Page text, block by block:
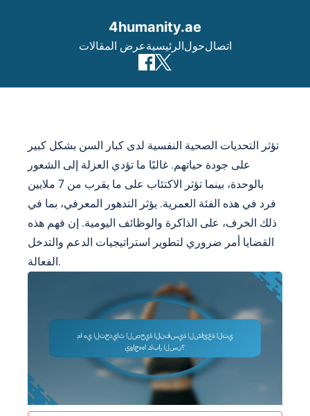
4humanity.ae
عرض المقالاتالرئيسيةحولاتصال
تؤثر التحديات الصحية النفسية لدى كبار السن بشكل كبير
على جودة حياتهم. غالبًا ما تؤدي العزلة إلى الشعور
بالوحدة، بينما تؤثر الاكتئاب على ما يقرب من 7 ملايين
فرد في هذه الفئة العمرية. يؤثر التدهور المعرفي، بما في
ذلك الخرف، على الذاكرة والوظائف اليومية. إن فهم هذه
القضايا أمر ضروري لتطوير استراتيجيات الدعم والتدخل
الفعالة.